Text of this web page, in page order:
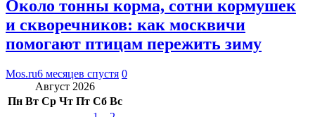
Около тонны корма, сотни кормушек
и скворечников: как москвичи
помогают птицам пережить зиму
Mos.ru6 месяцев спустя 0
Август 2026
Пн Вт Ср Чт Пт Сб Вс